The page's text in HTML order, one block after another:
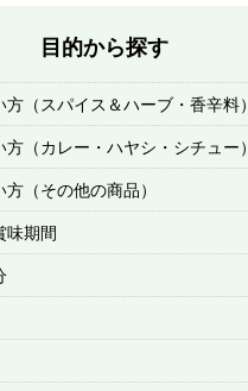
目的から探す
（スパイス＆ハーブ・香辛料）
（カレー・ハヤシ・シチュー）
（その他の商品）
味期間